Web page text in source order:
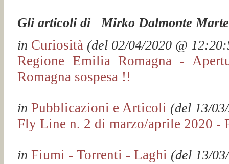
Gli articoli di Mirko Dalmonte
in Curiosità (del 02/04/2020 @
Regione Emilia Romagna -
Romagna sospesa !!
in Pubblicazioni e Articoli (del 13/
Fly Line n. 2 di marzo/aprile 2020 -
in Fiumi - Torrenti - Laghi (del 13/